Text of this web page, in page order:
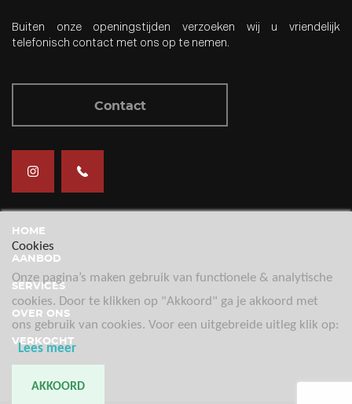
Buiten onze openingstijden verzoeken wij u vriendelijk
telefonisch contact met ons op te nemen.
Contact
HOME
AANBOD
SERVICES
OVER ONS
VERKOCHT
Cookies
Onze pagina’s maken gebruik van functionele & analytische
cookies. Door te klikken op "Akkoord" ga je akkoord met
ons gebruik van cookies. Voor een uitgebreide uitleg klik op:
Lees meer
AKKOORD